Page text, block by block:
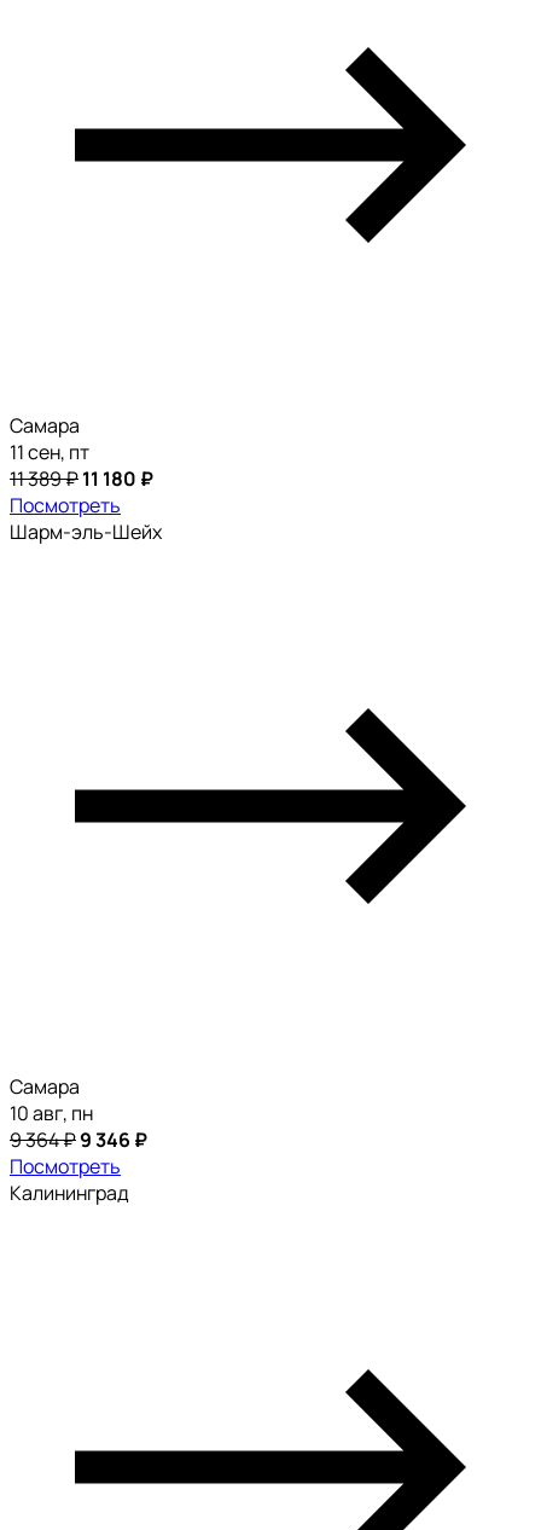
Самара
11 сен, пт
11 389 ₽11 180 ₽
Посмотреть
Шарм-эль-Шейх
Самара
10 авг, пн
9 364 ₽9 346 ₽
Посмотреть
Калининград